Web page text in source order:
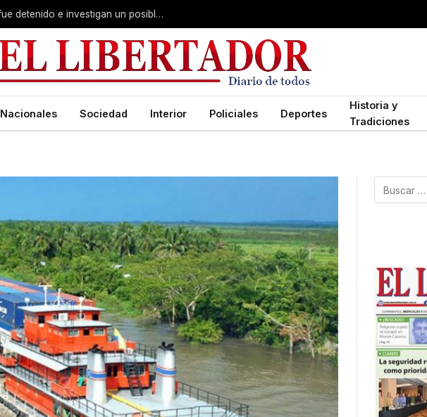
Giro escalofriante en Alvear: un menor fue detenido e investigan un posible crimen
Nacionales Sociedad Interior Policiales Deportes
Historia y
Tradiciones